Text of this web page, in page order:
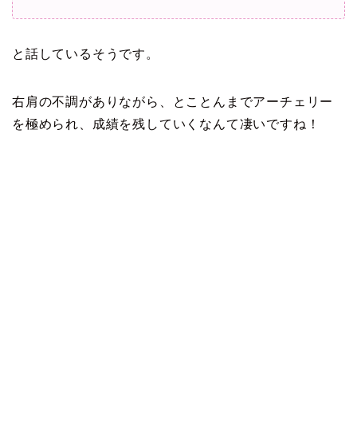
と話しているそうです。
右肩の不調がありながら、とことんまでアーチェリー
を極められ、成績を残していくなんて凄いですね！